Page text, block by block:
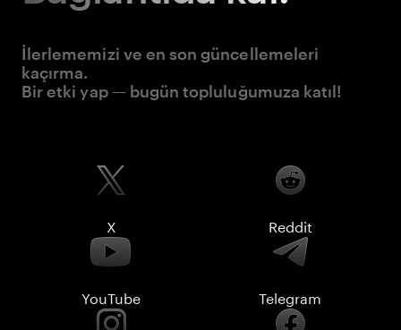
İlerlememizi ve en son güncellemeleri
kaçırma.
Bir etki yap — bugün topluluğumuza katıl!
X Reddit
YouTube Telegram